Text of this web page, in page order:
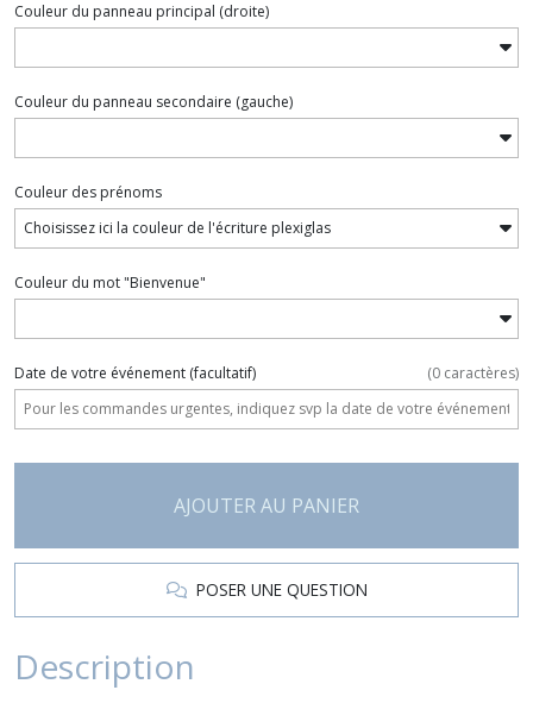
Couleur du panneau principal (droite)
Couleur du panneau secondaire (gauche)
Couleur des prénoms
Couleur du mot "Bienvenue"
Date de votre événement (facultatif) (0 caractères)
AJOUTER AU PANIER
POSER UNE QUESTION
Description